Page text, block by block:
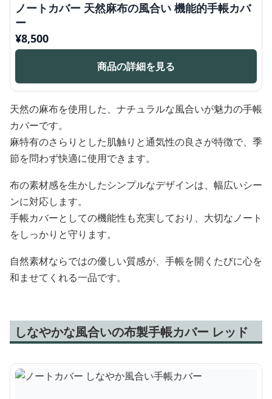
ノートカバー 天然麻布の風合い 機能的手帳カバ
ー
¥8,500
商品の詳細を見る
天然の麻布を使用した、ナチュラルな風合いが魅力の手帳
カバーです。
麻特有のさらりとした肌触りと通気性の良さが特徴で、季
節を問わず快適に使用できます。
布の素材感を生かしたシンプルなデザインは、幅広いシー
ンに対応します。
手帳カバーとしての機能性も充実しており、大切なノート
をしっかりと守ります。
自然素材ならではの優しい質感が、手帳を開くたびに心を
和ませてくれる一品です。
しなやかな風合いの布製手帳カバー レッド